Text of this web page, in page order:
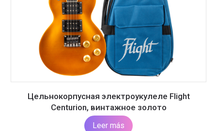
Цельнокорпусная электроукулеле Flight
Centurion, винтажное золото
Leer más